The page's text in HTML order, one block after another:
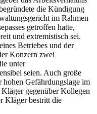
die Kündigung
im Rahmen
getroffen hatte,
und extremistisch sei.
Betriebes und der
Konzern zwei
unter
seien. Auch große
hohen Gefährdungslage im
gegenüber Kollegen
Kläger bestritt die